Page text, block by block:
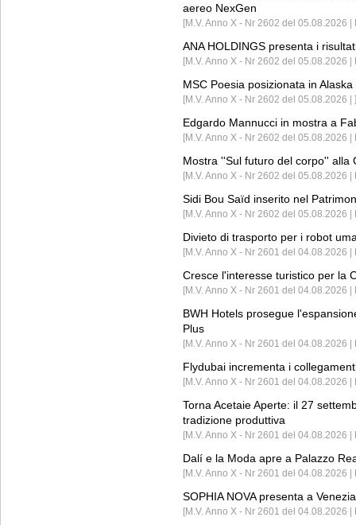
aereo NexGen
[M.V. Anno X - Nr 2602 del 05.08.2026
ANA HOLDINGS presenta i
[M.V. Anno X - Nr 2602 del 05.08.2026
MSC Poesia posizionata in
[M.V. Anno X - Nr 2602 del 05.08.2026 | ]
Edgardo Mannucci in mostra a
[M.V. Anno X - Nr 2602 del 05.08.2026 |
Mostra ''Sul futuro del corpo'' alla
[M.V. Anno X - Nr 2602 del 05.08.2026
Sidi Bou Saïd inserito nel
[M.V. Anno X - Nr 2602 del 05.08.2026
Divieto di trasporto per i robot
[M.V. Anno X - Nr 2601 del 04.08.2026
Cresce l'interesse turistico per la
[M.V. Anno X - Nr 2601 del 04.08.2026 |
BWH Hotels prosegue
Plus
[M.V. Anno X - Nr 2601 del 04.08.2026 |
Flydubai incrementa i
[M.V. Anno X - Nr 2601 del 04.08.2026 |
Torna Acetaie Aperte: il 27
tradizione produttiva
[M.V. Anno X - Nr 2601 del 04.08.2026 |
Dalí e la Moda apre a Palazzo
[M.V. Anno X - Nr 2601 del 04.08.2026 |
SOPHIA NOVA presenta a
[M.V. Anno X - Nr 2601 del 04.08.2026